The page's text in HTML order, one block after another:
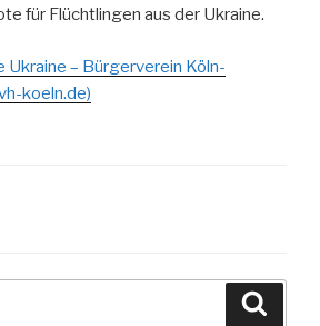
für Flüchtlingen aus der Ukraine.
Ukraine – Bürgerverein Köln-
koeln.de)